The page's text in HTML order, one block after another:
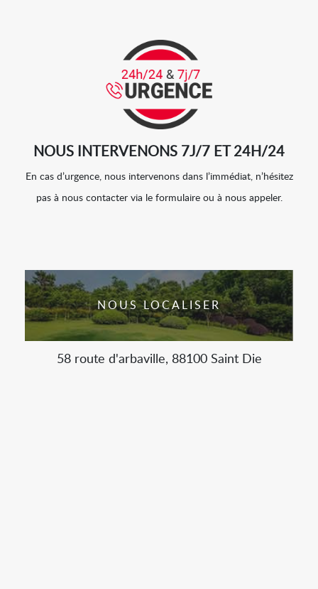
NOUS INTERVENONS 7J/7 ET 24H/24
En cas d’urgence, nous intervenons dans l’immédiat, n’hésitez
pas à nous contacter via le formulaire ou à nous appeler.
NOUS LOCALISER
58 route d'arbaville, 88100 Saint Die